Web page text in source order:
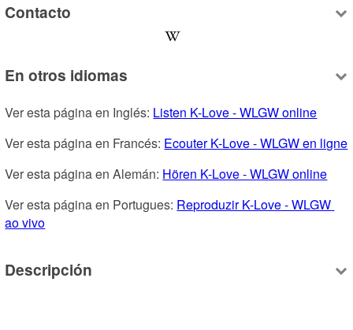
Contacto
En otros idiomas
Ver esta página en Inglés: Listen K-Love - WLGW online
Ver esta página en Francés: Ecouter K-Love - WLGW en ligne
Ver esta página en Alemán: Hören K-Love - WLGW online
Ver esta página en Portugues: Reproduzir K-Love - WLGW
ao vivo
Descripción